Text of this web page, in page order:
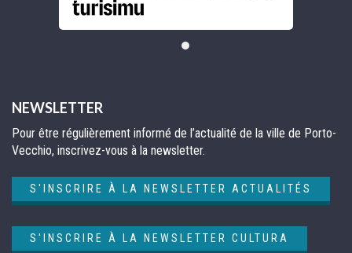
NEWSLETTER
Pour être régulièrement informé de l’actualité de la ville de Porto-
Vecchio, inscrivez-vous à la newsletter.
S'INSCRIRE À LA NEWSLETTER ACTUALITÉS
S'INSCRIRE À LA NEWSLETTER CULTURA